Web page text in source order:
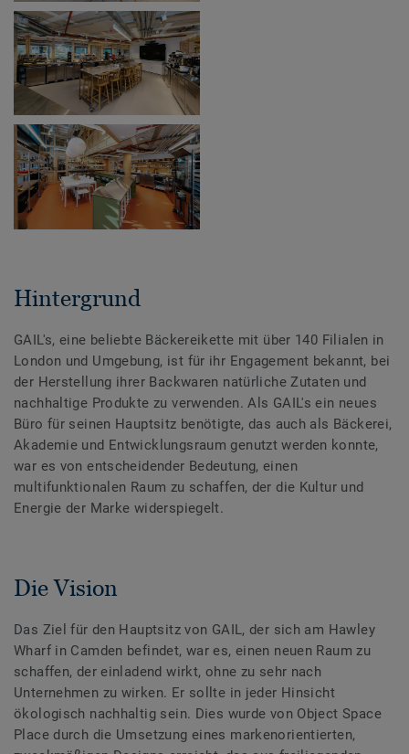
Hintergrund
GAIL's, eine beliebte Bäckereikette mit über 140 Filialen in
London und Umgebung, ist für ihr Engagement bekannt, bei
der Herstellung ihrer Backwaren natürliche Zutaten und
nachhaltige Produkte zu verwenden. Als GAIL's ein neues
Büro für seinen Hauptsitz benötigte, das auch als Bäckerei,
Akademie und Entwicklungsraum genutzt werden konnte,
war es von entscheidender Bedeutung, einen
multifunktionalen Raum zu schaffen, der die Kultur und
Energie der Marke widerspiegelt.
Die Vision
Das Ziel für den Hauptsitz von GAIL, der sich am Hawley
Wharf in Camden befindet, war es, einen neuen Raum zu
schaffen, der einladend wirkt, ohne zu sehr nach
Unternehmen zu wirken. Er sollte in jeder Hinsicht
ökologisch nachhaltig sein. Dies wurde von Object Space
Place durch die Umsetzung eines markenorientierten,